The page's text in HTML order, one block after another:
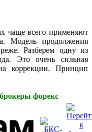
чаще всего применяют
Модель продолжения
Разберем одну из
Это очень сильная
коррекции. Принцип
форекс